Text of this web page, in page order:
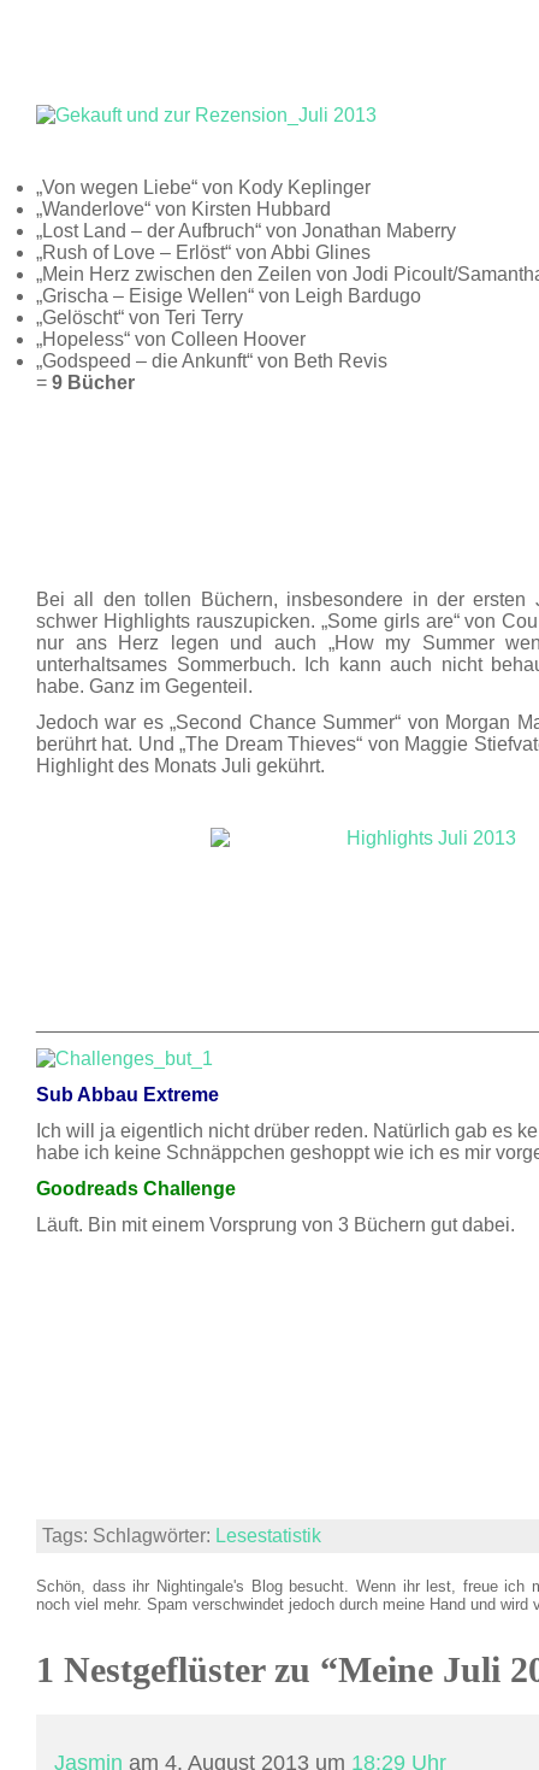
„Von wegen Liebe“ von Kody Keplinger
„Wanderlove“ von Kirsten Hubbard
„Lost Land – der Aufbruch“ von Jonathan Maberry
„Rush of Love – Erlöst“ von Abbi Glines
„Mein Herz zwischen den Zeilen von Jodi Picoult/
„Grischa – Eisige Wellen“ von Leigh Bardugo
„Gelöscht“ von Teri Terry
„Hopeless“ von Colleen Hoover
„Godspeed – die Ankunft“ von Beth Revis
= 9 Bücher
Bei all den tollen Büchern, insbesondere in der
schwer Highlights rauszupicken. „Some girls are“ von
nur ans Herz legen und auch „How my Summer
unterhaltsames Sommerbuch. Ich kann auch nicht
habe. Ganz im Gegenteil.
Jedoch war es „Second Chance Summer“ von Morgan
berührt hat. Und „The Dream Thieves“ von Maggie
Highlight des Monats Juli gekührt.
Sub Abbau Extreme
Ich will ja eigentlich nicht drüber reden. Natürlich gab es
habe ich keine Schnäppchen geshoppt wie ich es mir
Goodreads Challenge
Läuft. Bin mit einem Vorsprung von 3 Büchern gut dabei.
Tags: Schlagwörter: Lesestatistik
Schön, dass ihr Nightingale's Blog besucht. Wenn ihr lest, freue ich
noch viel mehr. Spam verschwindet jedoch durch meine Hand und wird
1 Nestgeflüster zu “Meine Juli
Jasmin am 4. August 2013 um 18:29 Uhr